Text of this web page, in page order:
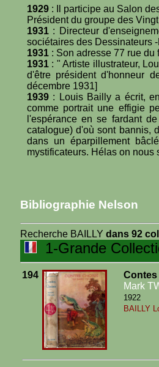
1929 : Il participe au Salon
Président du groupe des
1931 : Directeur
sociétaires des Dessinateurs
1931 : Son adresse 77 rue
1931 : " Artiste illustrateur,
d'être président d'honneur
décembre 1931]
1939 : Louis Bailly a écrit,
comme portrait une effigie
l'espérance en se fardant
catalogue) d'où sont bannis,
dans un éparpillement
mystificateurs. Hélas on
Bibliographie Nelson
Recherche BAILLY dans 92
1-Grande
194
Mark
1922
BAILLY